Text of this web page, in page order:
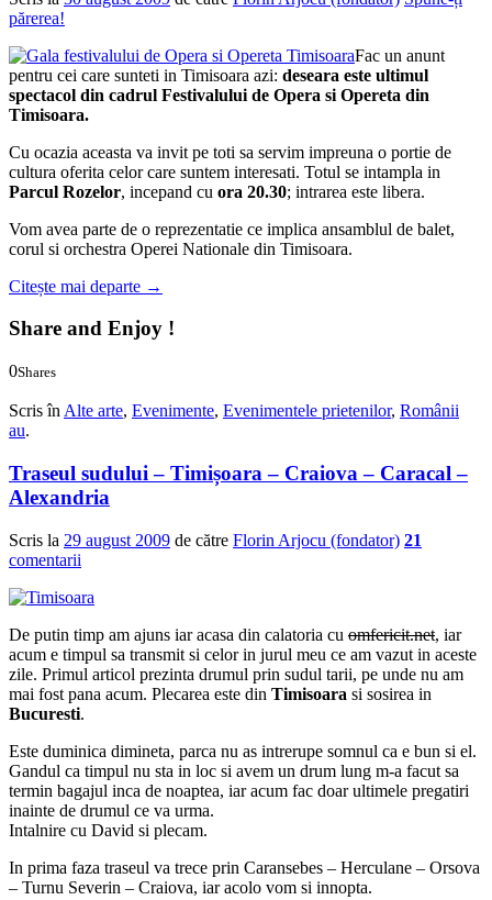
părerea!
Fac un anunt
pentru cei care sunteti in Timisoara azi: deseara este ultimul
spectacol din cadrul Festivalului de Opera si Opereta din
Timisoara.
Cu ocazia aceasta va invit pe toti sa servim impreuna o portie de
cultura oferita celor care suntem interesati. Totul se intampla in
Parcul Rozelor, incepand cu ora 20.30; intrarea este libera.
Vom avea parte de o reprezentatie ce implica ansamblul de balet,
corul si orchestra Operei Nationale din Timisoara.
Citește mai departe →
Share and Enjoy !
0Shares
Scris în Alte arte, Evenimente, Evenimentele prietenilor, Românii
au.
Traseul sudului – Timișoara – Craiova – Caracal –
Alexandria
Scris la 29 august 2009 de către Florin Arjocu (fondator) 21
comentarii
De putin timp am ajuns iar acasa din calatoria cu omfericit.net, iar
acum e timpul sa transmit si celor in jurul meu ce am vazut in aceste
zile. Primul articol prezinta drumul prin sudul tarii, pe unde nu am
mai fost pana acum. Plecarea este din Timisoara si sosirea in
Bucuresti.
Este duminica dimineta, parca nu as intrerupe somnul ca e bun si el.
Gandul ca timpul nu sta in loc si avem un drum lung m-a facut sa
termin bagajul inca de noaptea, iar acum fac doar ultimele pregatiri
inainte de drumul ce va urma.
Intalnire cu David si plecam.
In prima faza traseul va trece prin Caransebes – Herculane – Orsova
– Turnu Severin – Craiova, iar acolo vom si innopta.